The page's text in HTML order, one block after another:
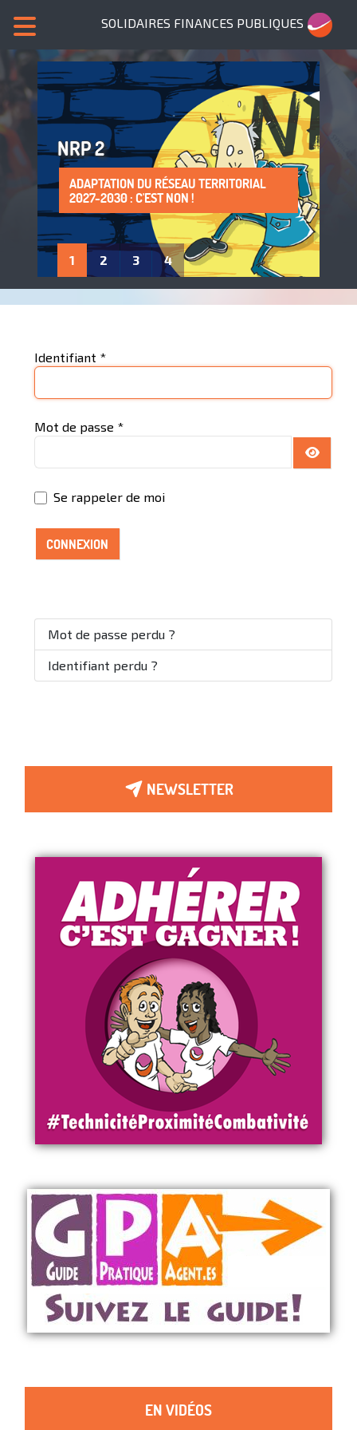
SOLIDAIRES FINANCES PUBLIQUES
NRP 2
ADAPTATION DU RÉSEAU TERRITORIAL
2027-2030 : C'EST NON !
SANS NOUS, PLUS DE SERVICES PUBLICS !
LA PROTECTION DE LA SANTÉ AU TRAVAIL
: UN DROIT À FAIRE VIVRE !
ADHÈRE À SOLIDAIRES FINANCES
PUBLIQUES
1 2 3 4
Identifiant *
Mot de passe *
Se rappeler de moi
CONNEXION
Mot de passe perdu ?
Identifiant perdu ?
NEWSLETTER
EN VIDÉOS